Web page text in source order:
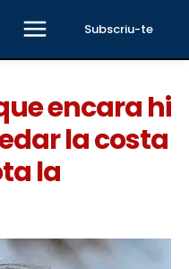
Subscriu-te
encara hi
la costa
la